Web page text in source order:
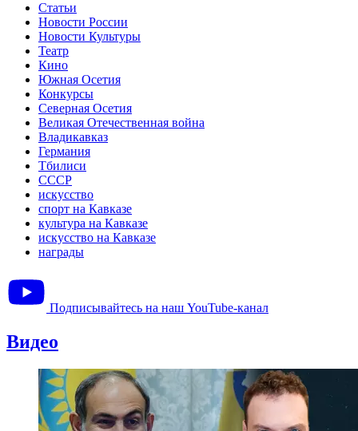
Статьи
Новости России
Новости Культуры
Театр
Кино
Южная Осетия
Конкурсы
Северная Осетия
Великая Отечественная война
Владикавказ
Германия
Тбилиси
СССР
искусство
спорт на Кавказе
культура на Кавказе
искусство на Кавказе
награды
Подписывайтесь на наш YouTube-канал
Видео